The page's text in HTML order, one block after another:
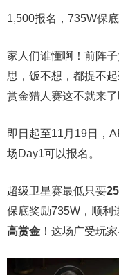
1,500报名，735W保
家人们谁懂啊！前阵
思，饭不想，都提不
赏金猎人赛这不就来了
即日起至11月19日，
场Day1可以报名。
超级卫星赛最低只要
保底奖励735W，顺利
高赏金 ！这场广受玩